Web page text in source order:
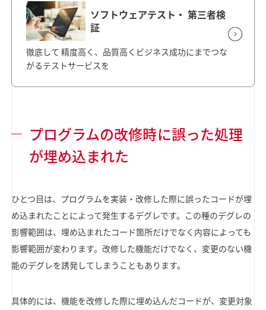
ソフトウェアテスト・ 第三者検
証
徹底して 精度高く、品質高くビジネス成功にまでつな
がるテストサービスを
プログラムの改修時に誤った処理
が埋め込まれた
ひとつ目は、プログラムを実装・改修した際に誤ったコードが埋
め込まれたことによって発生するデグレです。この種のデグレの
影響範囲は、埋め込まれたコード箇所だけでなく内容によっても
影響範囲が変わります。改修した機能だけでなく、変更のない機
能のデグレを誘発してしまうこともあります。
具体的には、機能を改修した際に埋め込んだコードが、変更対象